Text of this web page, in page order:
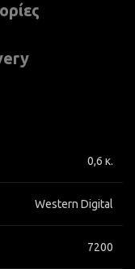
0,6 κ.
Western Digital
7200